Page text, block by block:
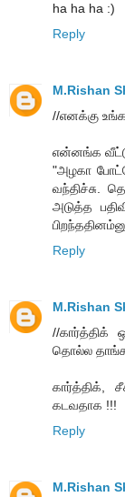
ha ha ha :)
Reply
M.Rishan
//எனக்கு
என்னங்க
"அழகா
வந்திச்சு.
அடுத்த
Reply
M.Rishan
//கார்த்திக்
தொல்ல தாங்க
கார்த்திக்,
கடவதாக !!!
Reply
M.Rishan